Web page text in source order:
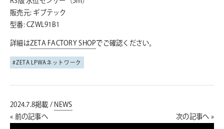
販売元: ギブテック
型番: CZWL91B1
詳細はZETA FACTORY SHOPでご確認ください。
ZETA LPWAネットワーク
2024.7.8掲載 / NEWS
« 前の記事へ
次の記事へ »